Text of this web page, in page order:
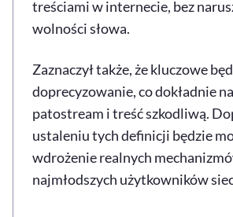
treściami w internecie, bez
wolności słowa.
Zaznaczył także, że kluczowe
doprecyzowanie, co dokładnie
patostream i treść szkodliwą.
ustaleniu tych definicji będzie
wdrożenie realnych
najmłodszych użytkowników